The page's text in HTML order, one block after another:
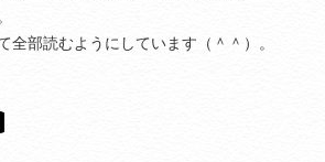
全部読むようにしています（＾＾）。